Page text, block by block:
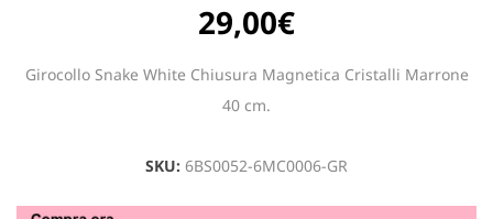
29,00€
Girocollo Snake White Chiusura Magnetica Cristalli Marrone
40 cm.
SKU: 6BS0052-6MC0006-GR